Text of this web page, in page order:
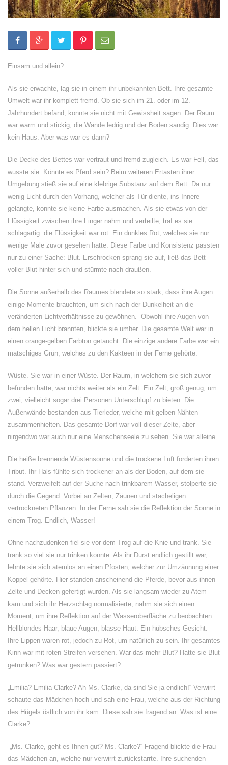
Einsam und allein?
Als sie erwachte, lag sie in einem ihr unbekannten Bett. Ihre gesamte
Umwelt war ihr komplett fremd. Ob sie sich im 21. oder im 12.
Jahrhundert befand, konnte sie nicht mit Gewissheit sagen. Der Raum
war warm und stickig, die Wände ledrig und der Boden sandig. Dies war
kein Haus. Aber was war es dann?
Die Decke des Bettes war vertraut und fremd zugleich. Es war Fell, das
wusste sie. Könnte es Pferd sein? Beim weiteren Ertasten ihrer
Umgebung stieß sie auf eine klebrige Substanz auf dem Bett. Da nur
wenig Licht durch den Vorhang, welcher als Tür diente, ins Innere
gelangte, konnte sie keine Farbe ausmachen. Als sie etwas von der
Flüssigkeit zwischen ihre Finger nahm und verteilte, traf es sie
schlagartig: die Flüssigkeit war rot. Ein dunkles Rot, welches sie nur
wenige Male zuvor gesehen hatte. Diese Farbe und Konsistenz passten
nur zu einer Sache: Blut. Erschrocken sprang sie auf, ließ das Bett
voller Blut hinter sich und stürmte nach draußen.
Die Sonne außerhalb des Raumes blendete so stark, dass ihre Augen
einige Momente brauchten, um sich nach der Dunkelheit an die
veränderten Lichtverhältnisse zu gewöhnen. Obwohl ihre Augen von
dem hellen Licht brannten, blickte sie umher. Die gesamte Welt war in
einen orange-gelben Farbton getaucht. Die einzige andere Farbe war ein
matschiges Grün, welches zu den Kakteen in der Ferne gehörte.
Wüste. Sie war in einer Wüste. Der Raum, in welchem sie sich zuvor
befunden hatte, war nichts weiter als ein Zelt. Ein Zelt, groß genug, um
zwei, vielleicht sogar drei Personen Unterschlupf zu bieten. Die
Außenwände bestanden aus Tierleder, welche mit gelben Nähten
zusammenhielten. Das gesamte Dorf war voll dieser Zelte, aber
nirgendwo war auch nur eine Menschenseele zu sehen. Sie war alleine.
Die heiße brennende Wüstensonne und die trockene Luft forderten ihren
Tribut. Ihr Hals fühlte sich trockener an als der Boden, auf dem sie
stand. Verzweifelt auf der Suche nach trinkbarem Wasser, stolperte sie
durch die Gegend. Vorbei an Zelten, Zäunen und stacheligen
vertrockneten Pflanzen. In der Ferne sah sie die Reflektion der Sonne in
einem Trog. Endlich, Wasser!
Ohne nachzudenken fiel sie vor dem Trog auf die Knie und trank. Sie
trank so viel sie nur trinken konnte. Als ihr Durst endlich gestillt war,
lehnte sie sich atemlos an einen Pfosten, welcher zur Umzäunung einer
Koppel gehörte. Hier standen anscheinend die Pferde, bevor aus ihnen
Zelte und Decken gefertigt wurden. Als sie langsam wieder zu Atem
kam und sich ihr Herzschlag normalisierte, nahm sie sich einen
Moment, um ihre Reflektion auf der Wasseroberfläche zu beobachten.
Hellblondes Haar, blaue Augen, blasse Haut. Ein hübsches Gesicht.
Ihre Lippen waren rot, jedoch zu Rot, um natürlich zu sein. Ihr gesamtes
Kinn war mit roten Streifen versehen. War das mehr Blut? Hatte sie Blut
getrunken? Was war gestern passiert?
„Emilia? Emilia Clarke? Ah Ms. Clarke, da sind Sie ja endlich!“ Verwirrt
schaute das Mädchen hoch und sah eine Frau, welche aus der Richtung
des Hügels östlich von ihr kam. Diese sah sie fragend an. Was ist eine
Clarke?
„Ms. Clarke, geht es Ihnen gut? Ms. Clarke?“ Fragend blickte die Frau
das Mädchen an, welche nur verwirrt zurückstarrte. Ihre suchenden